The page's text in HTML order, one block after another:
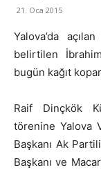
21. Oca 2015
Yalova’da
belirtilen
bugün kağıt
Raif Dinçkök
törenine Yalova
Başkanı Ak
Başkanı ve